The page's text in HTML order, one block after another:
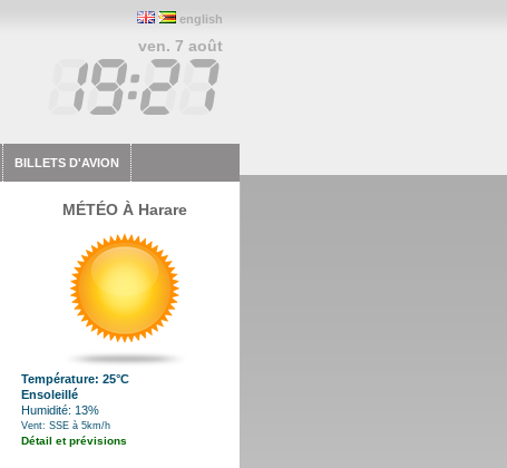
english
ven. 7 août
BILLETS D'AVION
MÉTÉO À Harare
Température: 25°C
Ensoleillé
Humidité: 13%
Vent: SSE à 5km/h
Détail et prévisions